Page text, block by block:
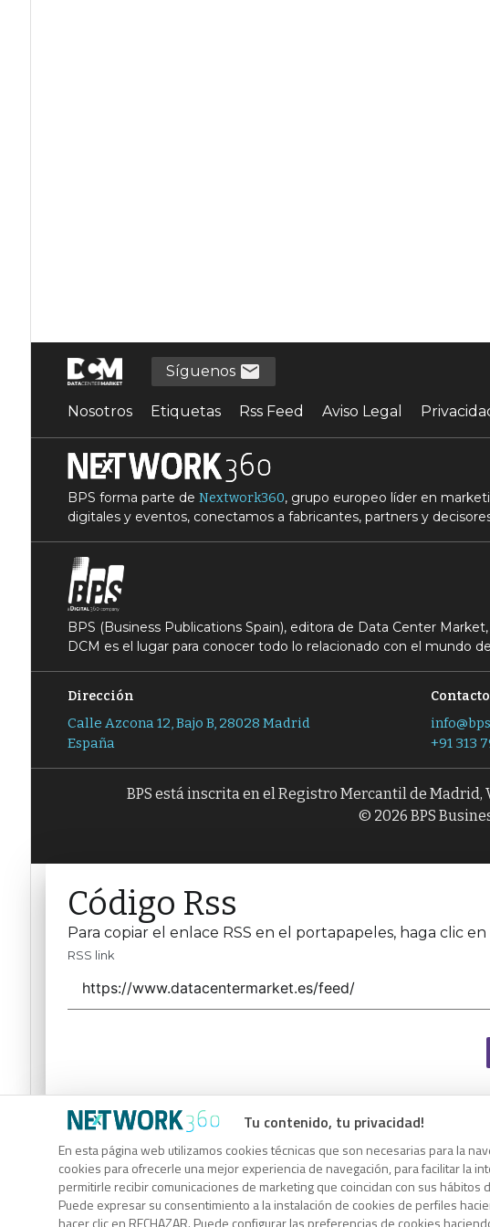
Tu contenido, tu privacidad!
En esta página web utilizamos cookies técnicas que son necesarias para la
cookies para ofrecerle una mejor experiencia de navegación, para facilitar la
permitirle recibir comunicaciones de marketing que coincidan con sus hábitos
Puede expresar su consentimiento a la instalación de cookies de perfiles
hacer clic en RECHAZAR. Puede configurar las preferencias de cookies
Síguenos
Nosotros Etiquetas Rss Feed Aviso Legal
BPS forma parte de Nextwork360, grupo europeo líder en
digitales y eventos, conectamos a fabricantes, partners y
BPS (Business Publications Spain), editora de Data Center
DCM es el lugar para conocer todo lo relacionado con el mundo
Dirección
Calle Azcona 12, Bajo B, 28028 Madrid
España
+91 313
BPS está inscrita en el Registro Mercantil de Madrid,
© 2026 BPS
Código Rss
Para copiar el enlace RSS en el portapapeles, haga clic
RSS link
Código Rss
Para copiar el enlace RSS en el portapapeles, haga clic
RSS link